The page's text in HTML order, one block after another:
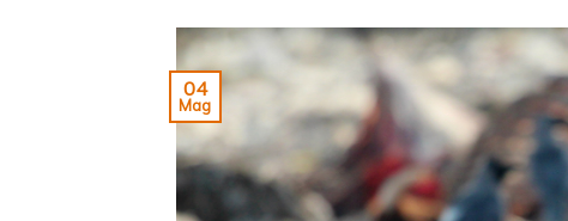
04
Mag